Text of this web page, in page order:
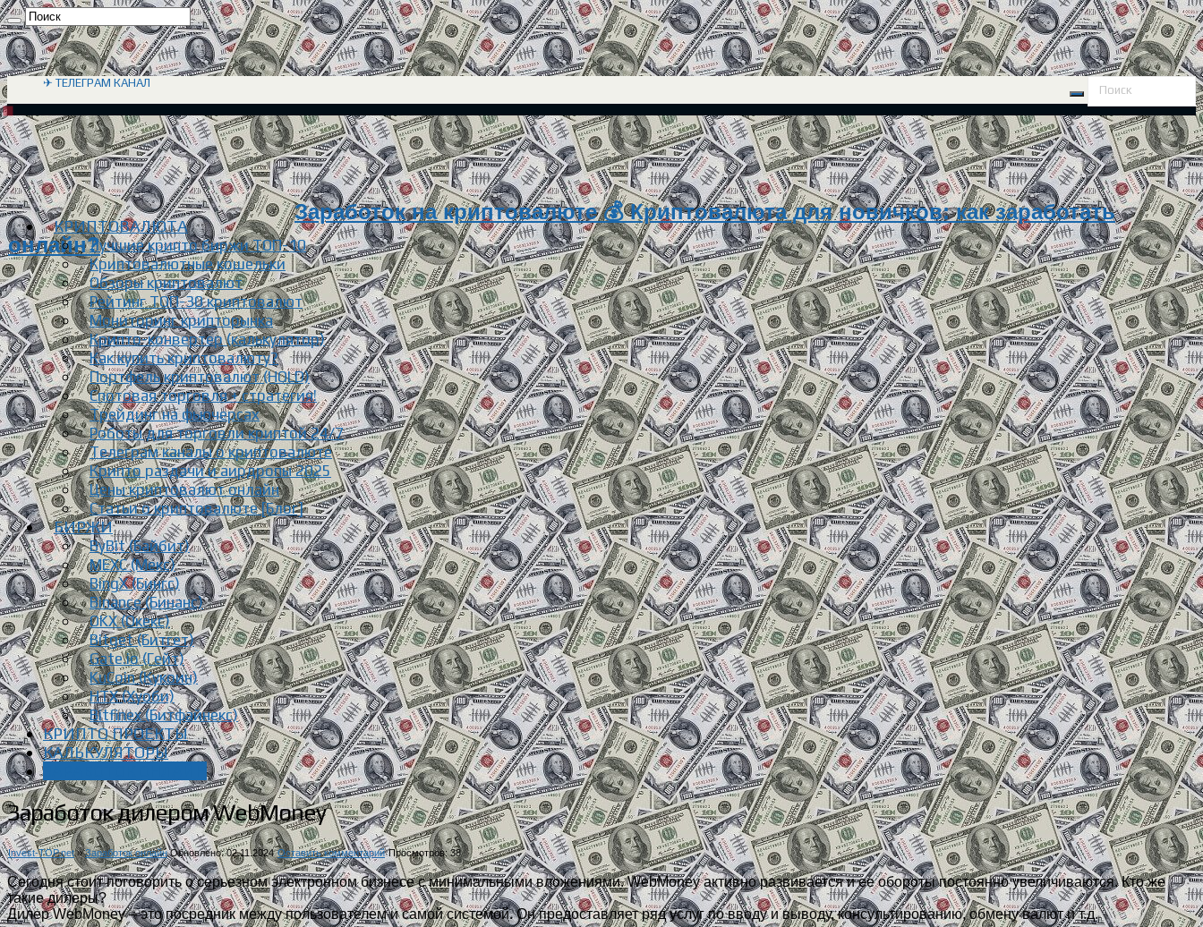
✈ ТЕЛЕГРАМ КАНАЛ
Заработок на криптовалюте 💰 Криптовалюта для новичков: как заработать
онлайн?
КРИПТОВАЛЮТА
Лучшие крипто биржи ТОП-10
Криптовалютные кошельки
Обзоры криптовалют
Рейтинг ТОП-30 криптовалют
Мониторинг крипторынка
Крипто-конвертер (калькулятор)
Как купить криптовалюту?
Портфель криптовалют (HOLD)
Спотовая торговля + стратегия!
Трейдинг на фьючерсах
Роботы для торговли криптой 24/7
Телеграм каналы о криптовалюте
Крипто раздачи и аирдропы 2025
Цены криптовалют онлайн
Статьи о криптовалюте [Блог]
БИРЖИ
ByBit (Байбит)
MEXC (Мекс)
BingX (Бингс)
Binance (Бинанс)
OKX (Окекс)
Bitget (Битгет)
Gate.io (Гейт)
KuCoin (Кукоин)
HTX (Хуоби)
Bitfinex (Битфайнекс)
КРИПТО ПРОЕКТЫ
КАЛЬКУЛЯТОРЫ
Заработок дилером WebMoney
Invest-TOP.net»Заработок онлайн Обновлено: 02.11.2024 Оставить комментарий Просмотров: 38
Сегодня стоит поговорить о серьезном электронном бизнесе с минимальными вложениями. WebMoney активно развивается и ее обороты постоянно увеличиваются. Кто же
такие дилеры?
Дилер WebMoney – это посредник между пользователем и самой системой. Он предоставляет ряд услуг по вводу и выводу, консультированию, обмену валют и т.д.